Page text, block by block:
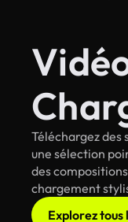
Téléchargez
une sélection
des
chargement
Explorez tous